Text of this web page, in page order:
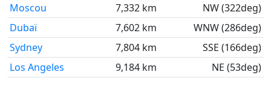
Moscou
7,332 km
NW (322deg)
Dubaï
7,602 km
WNW (286deg)
Sydney
7,804 km
SSE (166deg)
Los Angeles
9,184 km NE (53deg)